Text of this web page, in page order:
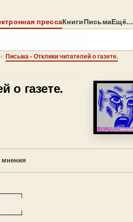
прессаКнигиПисьмаЕщё...
Письма - Отклики читателей о газете.
о газете.
мнения